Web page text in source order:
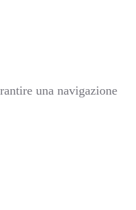
una navigazione